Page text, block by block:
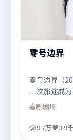
零号边界
零号边界（
一次旅途成
彼此呼应。
强沉浸感。
·贾等联袂出
喜剧剧场
9.7万 3.9